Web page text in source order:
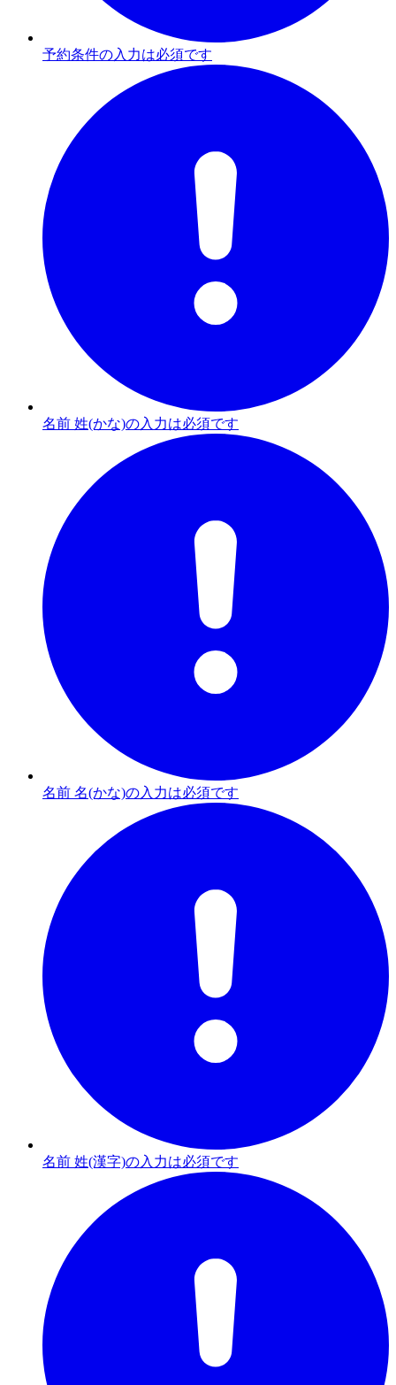
予約条件の入力は必須です
名前 姓(かな)の入力は必須です
名前 名(かな)の入力は必須です
名前 姓(漢字)の入力は必須です